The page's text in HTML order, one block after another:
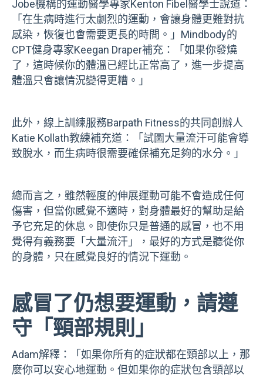
Jobe機構的運動醫學專家Kenton Fibel醫學士說道：
「在生病時進行太劇烈的運動，會讓身體更難對抗
感染，恢復也會需要更長的時間。」Mindbody的
CPT健身專家Keegan Draper補充：「如果你發燒
了，這時候你的體溫已經比正常高了，進一步提高
體溫只會讓情況變得更糟。」
此外，線上訓練服務Barpath Fitness的共同創辦人
Katie Kollath教練補充道：「試圖大量流汗可能會導
致脫水，而生病時很需要確保補充足夠的水分。」
總而言之，雖然輕度的伸展運動可能不會造成任何
傷害，但當你感覺不適時，對身體最好的幫助是給
予它充足的休息。即使你只是普通的感冒，也不用
覺得有義務要「大量流汗」，最好的方式是聽從你
的身體，只在感覺良好的情況下運動。
感冒了仍想要運動，請遵
守「頸部規則」
Adam解釋：「如果你所有的症狀都在頸部以上，那
麼你可以安心地運動。但如果你的症狀包含頸部以